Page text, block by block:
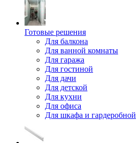
Готовые решения
Для балкона
Для ванной комнаты
Для гаража
Для гостиной
Для дачи
Для детской
Для кухни
Для офиса
Для шкафа и гардеробной